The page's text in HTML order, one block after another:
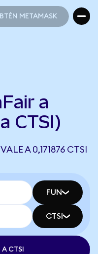
METAMASK
a
CTSI)
A 0,171876 CTSI
FUN
CTSI
CTSI